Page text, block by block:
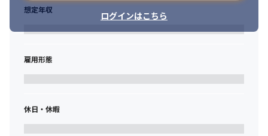
ログインはこちら
想定年収
雇用形態
休日・休暇